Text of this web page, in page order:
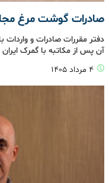
صادرات گوشت مرغ
دفتر مقررات صادرات و
آن پس از مکاتبه با گمرک
۴ مرداد ۱۴۰۵